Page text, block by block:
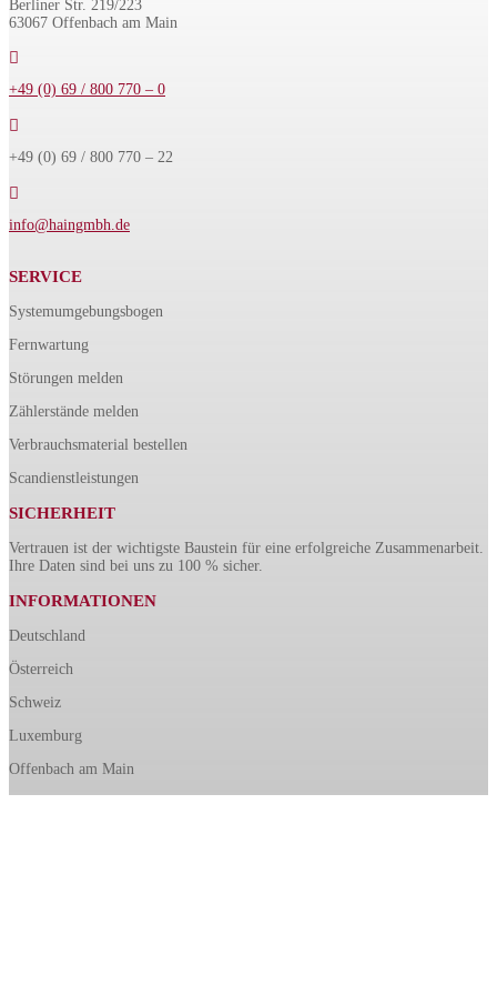
Berliner Str. 219/223
63067 Offenbach am Main

+49 (0) 69 / 800 770 – 0

+49 (0) 69 / 800 770 – 22

info@haingmbh.de
SERVICE
Systemumgebungsbogen
Fernwartung
Störungen melden
Zählerstände melden
Verbrauchsmaterial bestellen
Scandienstleistungen
SICHERHEIT
Vertrauen ist der wichtigste Baustein für eine erfolgreiche Zusammenarbeit.
Ihre Daten sind bei uns zu 100 % sicher.
INFORMATIONEN
Deutschland
Österreich
Schweiz
Luxemburg
Offenbach am Main